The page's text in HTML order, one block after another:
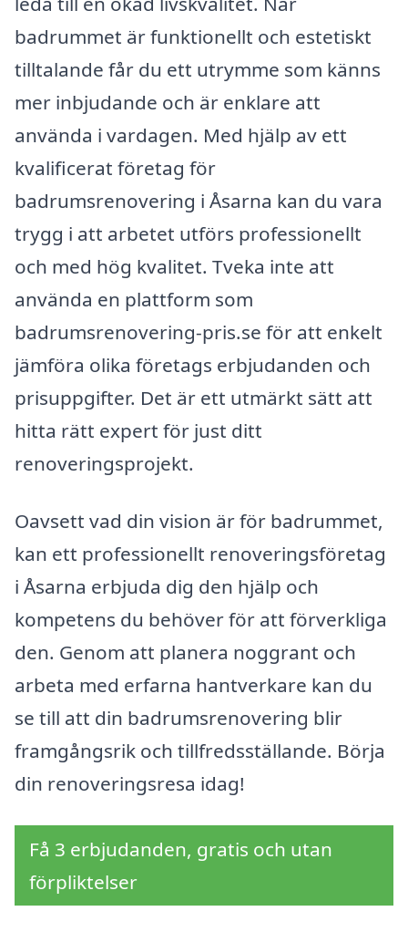
badrummet är funktionellt och estetiskt
tilltalande får du ett utrymme som känns
mer inbjudande och är enklare att
använda i vardagen. Med hjälp av ett
kvalificerat företag för
badrumsrenovering i Åsarna kan du vara
trygg i att arbetet utförs professionellt
och med hög kvalitet. Tveka inte att
använda en plattform som
badrumsrenovering-pris.se för att enkelt
jämföra olika företags erbjudanden och
prisuppgifter. Det är ett utmärkt sätt att
hitta rätt expert för just ditt
renoveringsprojekt.
Oavsett vad din vision är för badrummet,
kan ett professionellt renoveringsföretag
i Åsarna erbjuda dig den hjälp och
kompetens du behöver för att förverkliga
den. Genom att planera noggrant och
arbeta med erfarna hantverkare kan du
se till att din badrumsrenovering blir
framgångsrik och tillfredsställande. Börja
din renoveringsresa idag!
Få 3 erbjudanden, gratis och utan
förpliktelser